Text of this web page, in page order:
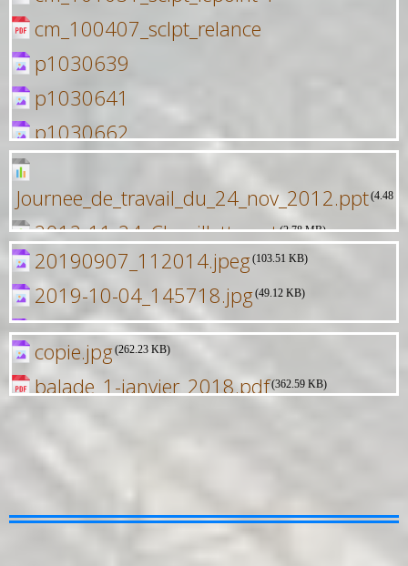
cm_100407_sclpt_relance
p1030639
p1030641
p1030662
p1030715
Journee_de_travail_du_24_nov_2012.ppt(4.48
2012-11-24_Chenillette.ppt(2.78 MB)
20190907_112014.jpeg(103.51 KB)
2019-10-04_145718.jpg(49.12 KB)
Xavier.jpg
copie.jpg(262.23 KB)
balade_1-janvier_2018.pdf(362.59 KB)